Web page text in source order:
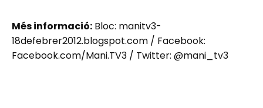
Més informació: Bloc: manitv3-
18defebrer2012.blogspot.com / Facebook:
Facebook.com/Mani.TV3 / Twitter: @mani_tv3